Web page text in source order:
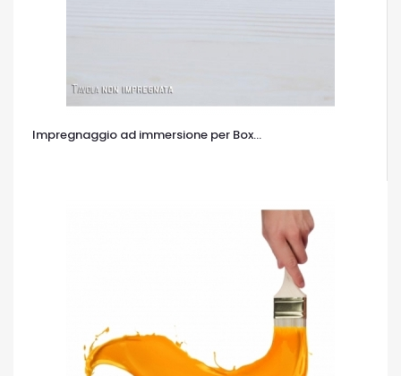
Impregnaggio ad immersione per Box...